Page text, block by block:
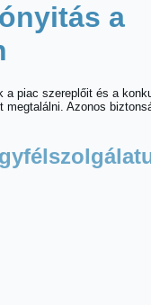
a
a piac szereplőit és a
megtalálni. Azonos